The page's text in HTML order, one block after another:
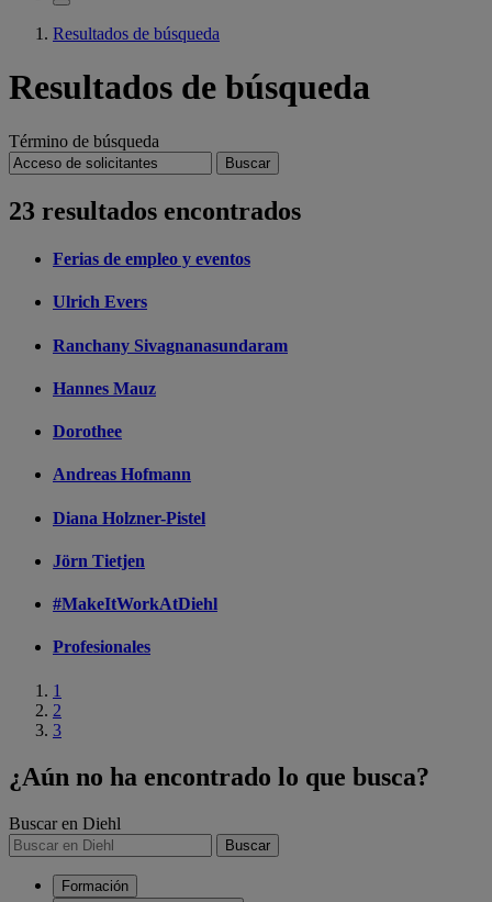
Resultados de búsqueda
Resultados de búsqueda
Término de búsqueda
Buscar
23 resultados encontrados
Ferias de empleo y eventos
Ulrich Evers
Ranchany Sivagnanasundaram
Hannes Mauz
Dorothee
Andreas Hofmann
Diana Holzner-Pistel
Jörn Tietjen
#MakeItWorkAtDiehl
Profesionales
1
2
3
¿Aún no ha encontrado lo que busca?
Buscar en Diehl
Buscar
Formación